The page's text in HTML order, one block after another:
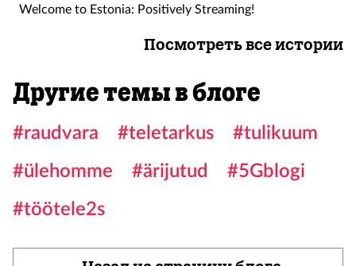
Welcome to Estonia: Positively Streaming!
Посмотреть все истории
Другие темы в блоге
#raudvara #teletarkus
#tulikuum
#ülehomme
#ärijutud
#5Gblogi
#töötele2s